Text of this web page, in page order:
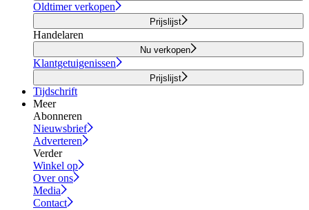
Oldtimer verkopen
Prijslijst
Handelaren
Nu verkopen
Klantgetuigenissen
Prijslijst
Tijdschrift
Meer
Abonneren
Nieuwsbrief
Adverteren
Verder
Winkel op
Over ons
Media
Contact